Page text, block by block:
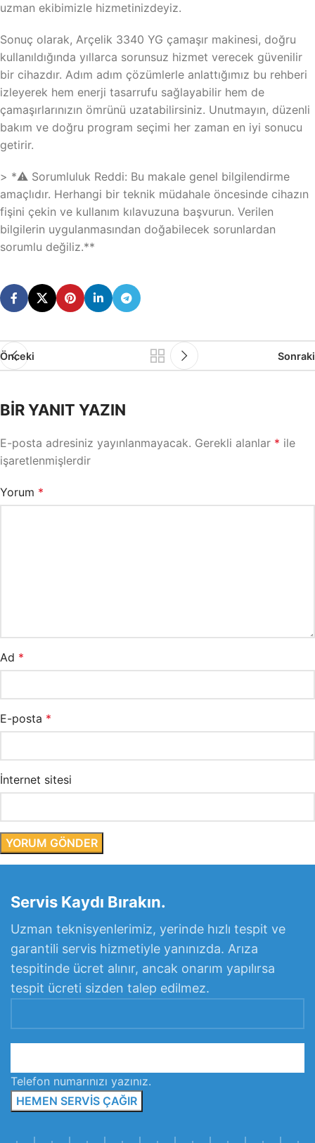
uzman ekibimizle hizmetinizdeyiz.
Sonuç olarak, Arçelik 3340 YG çamaşır makinesi, doğru
kullanıldığında yıllarca sorunsuz hizmet verecek güvenilir
bir cihazdır. Adım adım çözümlerle anlattığımız bu rehberi
izleyerek hem enerji tasarrufu sağlayabilir hem de
çamaşırlarınızın ömrünü uzatabilirsiniz. Unutmayın, düzenli
bakım ve doğru program seçimi her zaman en iyi sonucu
getirir.
> *⚠️ Sorumluluk Reddi: Bu makale genel bilgilendirme
amaçlıdır. Herhangi bir teknik müdahale öncesinde cihazın
fişini çekin ve kullanım kılavuzuna başvurun. Verilen
bilgilerin uygulanmasından doğabilecek sorunlardan
sorumlu değiliz.**
Önceki Sonraki
BIR YANIT YAZIN
E-posta adresiniz yayınlanmayacak. Gerekli alanlar * ile
işaretlenmişlerdir
Yorum *
Ad *
E-posta *
İnternet sitesi
Servis Kaydı Bırakın.
Uzman teknisyenlerimiz, yerinde hızlı tespit ve
garantili servis hizmetiyle yanınızda. Arıza
tespitinde ücret alınır, ancak onarım yapılırsa
tespit ücreti sizden talep edilmez.
Telefon numarınızı yazınız.